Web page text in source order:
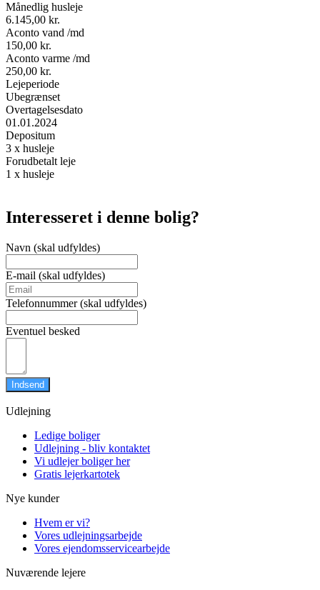
Månedlig husleje
6.145,00 kr.
Aconto vand /md
150,00 kr.
Aconto varme /md
250,00 kr.
Lejeperiode
Ubegrænset
Overtagelsesdato
01.01.2024
Depositum
3 x husleje
Forudbetalt leje
1 x husleje
Interesseret i denne bolig?
Navn (skal udfyldes)
E-mail (skal udfyldes)
Telefonnummer (skal udfyldes)
Eventuel besked
Indsend
Udlejning
Ledige boliger
Udlejning - bliv kontaktet
Vi udlejer boliger her
Gratis lejerkartotek
Nye kunder
Hvem er vi?
Vores udlejningsarbejde
Vores ejendomsservicearbejde
Nuværende lejere